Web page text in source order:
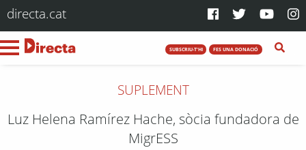
directa.cat
SUBSCRIU-T'HI FES UNA DONACIÓ
SUPLEMENT
Luz Helena Ramírez Hache, sòcia fundadora de
MigrESS